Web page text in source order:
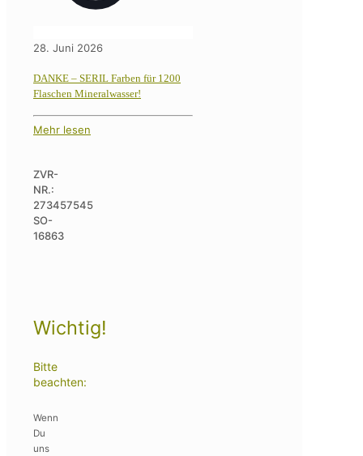
28. Juni 2026
DANKE – SERIL Farben für 1200
Flaschen Mineralwasser!
Mehr lesen
ZVR-
NR.:
273457545
SO-
16863
Wichtig!
Bitte
beachten:
Wenn
Du
uns